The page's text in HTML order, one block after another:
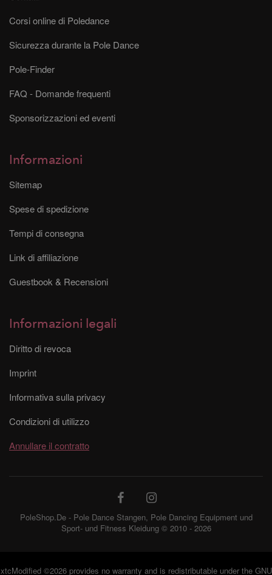
Corsi online di Poledance
Sicurezza durante la Pole Dance
Pole-Finder
FAQ - Domande frequenti
Sponsorizzazioni ed eventi
Informazioni
Sitemap
Spese di spedizione
Tempi di consegna
Link di affiliazione
Guestbook & Recensioni
Informazioni legali
Diritto di revoca
Imprint
Informativa sulla privacy
Condizioni di utilizzo
Annullare il contratto
PoleShop.De - Pole Dance Stangen, Pole Dancing Equipment und
Sport- und Fitness Kleidung © 2010 - 2026
xtcModified©2026 provides no warranty and is redistributable under the GNU